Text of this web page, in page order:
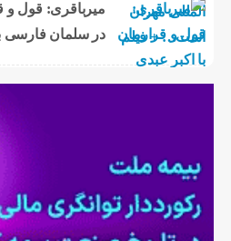
میرباقری: قول و
در سلمان فارسی